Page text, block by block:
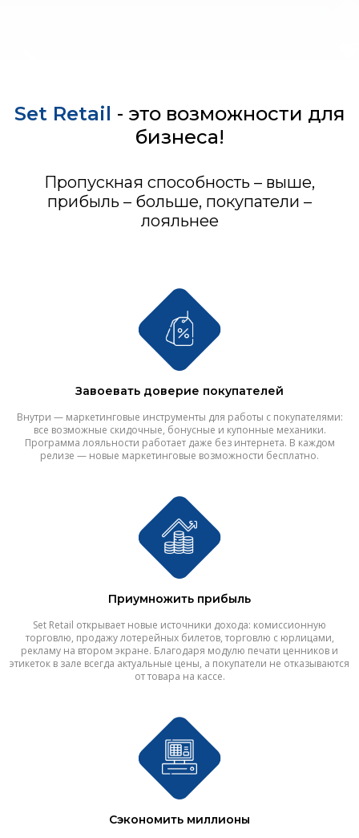
Set Retail - это возможности для
бизнеса!
Пропускная способность – выше,
прибыль – больше, покупатели –
лояльнее
Завоевать доверие покупателей
Внутри — маркетинговые инструменты для работы с покупателями:
все возможные скидочные, бонусные и купонные механики.
Программа лояльности работает даже без интернета. В каждом
релизе — новые маркетинговые возможности бесплатно.
Приумножить прибыль
Set Retail открывает новые источники дохода: комиссионную
торговлю, продажу лотерейных билетов, торговлю с юрлицами,
рекламу на втором экране. Благодаря модулю печати ценников и
этикеток в зале всегда актуальные цены, а покупатели не отказываются
от товара на кассе.
Сэкономить миллионы